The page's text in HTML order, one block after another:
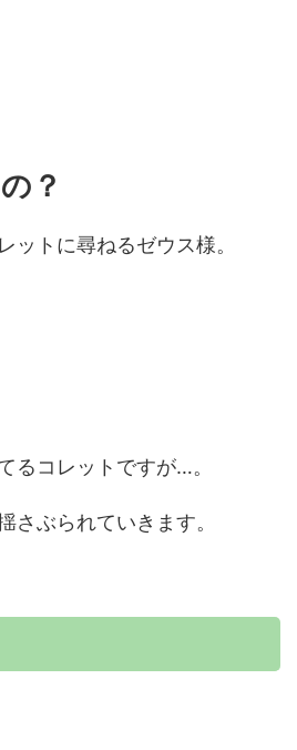
？
ットに尋ねるゼウス様。
るコレットですが…。
さぶられていきます。